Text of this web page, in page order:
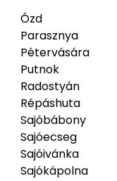
Ózd
Parasznya
Pétervására
Putnok
Radostyán
Répáshuta
Sajóbábony
Sajóecseg
Sajóivánka
Sajókápolna